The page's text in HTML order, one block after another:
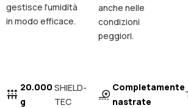
gestisce l'umidità
in modo efficace.
20.000
g
SHIELD-
TEC
anche nelle
condizioni
peggiori.
Completamente
nastrate